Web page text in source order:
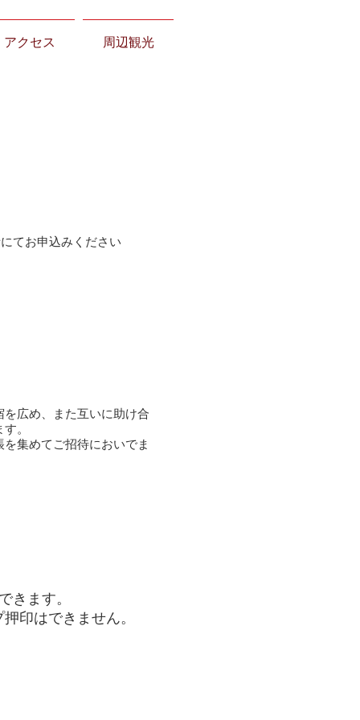
アクセス 周辺観光
てお申込みください
広め、また互いに助け合
。
集めてご招待においでま
きます。
印はできません。